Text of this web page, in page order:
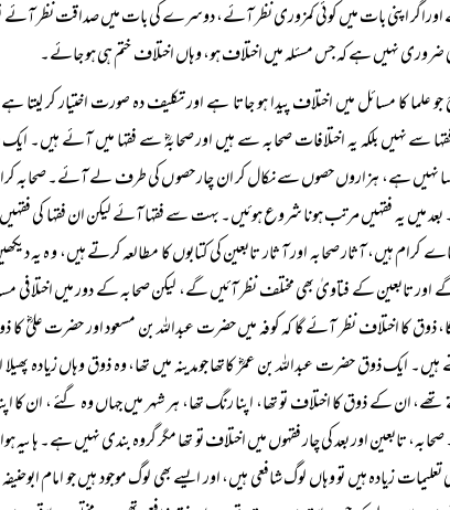
اوراگر اپنی بات میں کوئی کمزوری نظر آئے، دوسرے کی بات میں صداقت نظر
ضروری نہیں ہے کہ جس مسئلہ میں اختلاف ہو، وہاں اختلاف ختم ہی ہو جائے۔
علما کا مسائل میں اختلاف پیدا ہو جاتا ہے اور تکلیف دہ صورت اختیار کر
سے نہیں بلکہ یہ اختلافات صحابہ سے ہیں اور صحابہؓ سے فقہا میں آئے ہیں۔
نہیں ہے، ہزاروں حصوں سے نکال کر ان چار حصو ں کی طرف لے آئے۔ صحابہ کرام
بعد میں یہ فقہیں مرتب ہونا شروع ہوئیں۔ بہت سے فقہا آئے لیکن ان فقہا کی
کرام ہیں، آثار صحابہ اور آ ثار تابعین کی کتابوں کا مطالعہ کرتے ہیں، و ہ
اور تابعین کے فتاویٰ بھی مختلف نظر آئیں گے، لیکن صحابہ کے دور میں
ذوق کا اختلاف نظر آئے گا کہ کوفہ میں حضرت عبداللہ بن مسعود اور حضرت علیؓ کا
ہیں۔ ایک ذوق حضرت عبداللہ بن عمرؓ کاتھا جومدینہ میں تھا، وہ ذوق وہاں زیادہ
تھے، ان کے ذوق کا اختلاف تو تھا، اپنا رنگ تھا، ہر شہر میں جہاں وہ گئے ،
تابعین اور بعد کی چار فقہوں میں اختلاف تو تھا مگر گروہ بندی نہیں ہے۔
تعلیمات زیادہ ہیں تو وہاں لوگ شافعی ہیں، اور ایسے بھی لوگ موجود ہیں جو امام